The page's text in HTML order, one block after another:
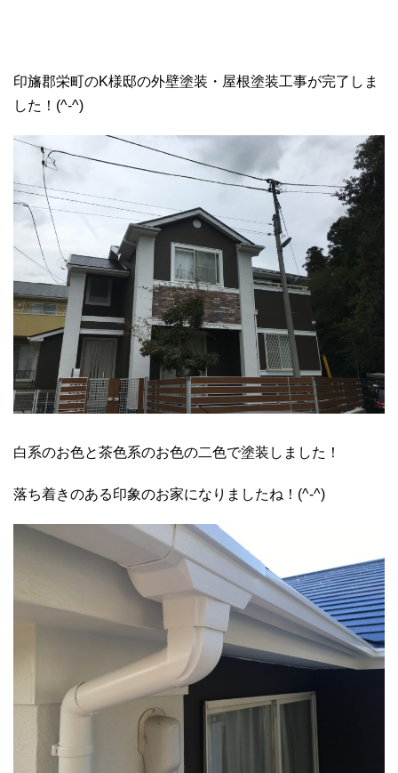
印旛郡栄町のK様邸の外壁塗装・屋根塗装工事が完了しま
した！(^-^)
白系のお色と茶色系のお色の二色で塗装しました！
落ち着きのある印象のお家になりましたね！(^-^)